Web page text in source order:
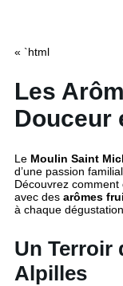
« `html
Les
Douceur
Le Moulin Saint
d’une passion
Découvrez
avec des arômes
à chaque dégustation.
Un Terroir
Alpilles